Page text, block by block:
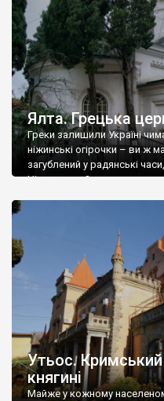
Ялта. Грецька
Греки залишили Україні
ніжинські огірочки – ви ж
загублений у радянські
Ніжин греки?
Утьос. Кримський
княгині
Майже у кожному